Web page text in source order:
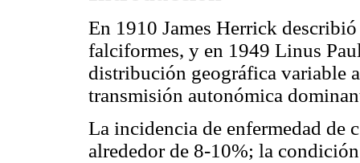
En 1910 James Herrick
falciformes, y en 1949 Linus
distribución geográfica variable
transmisión autonómica
La incidencia de enfermedad de
alrededor de 8-10%; la